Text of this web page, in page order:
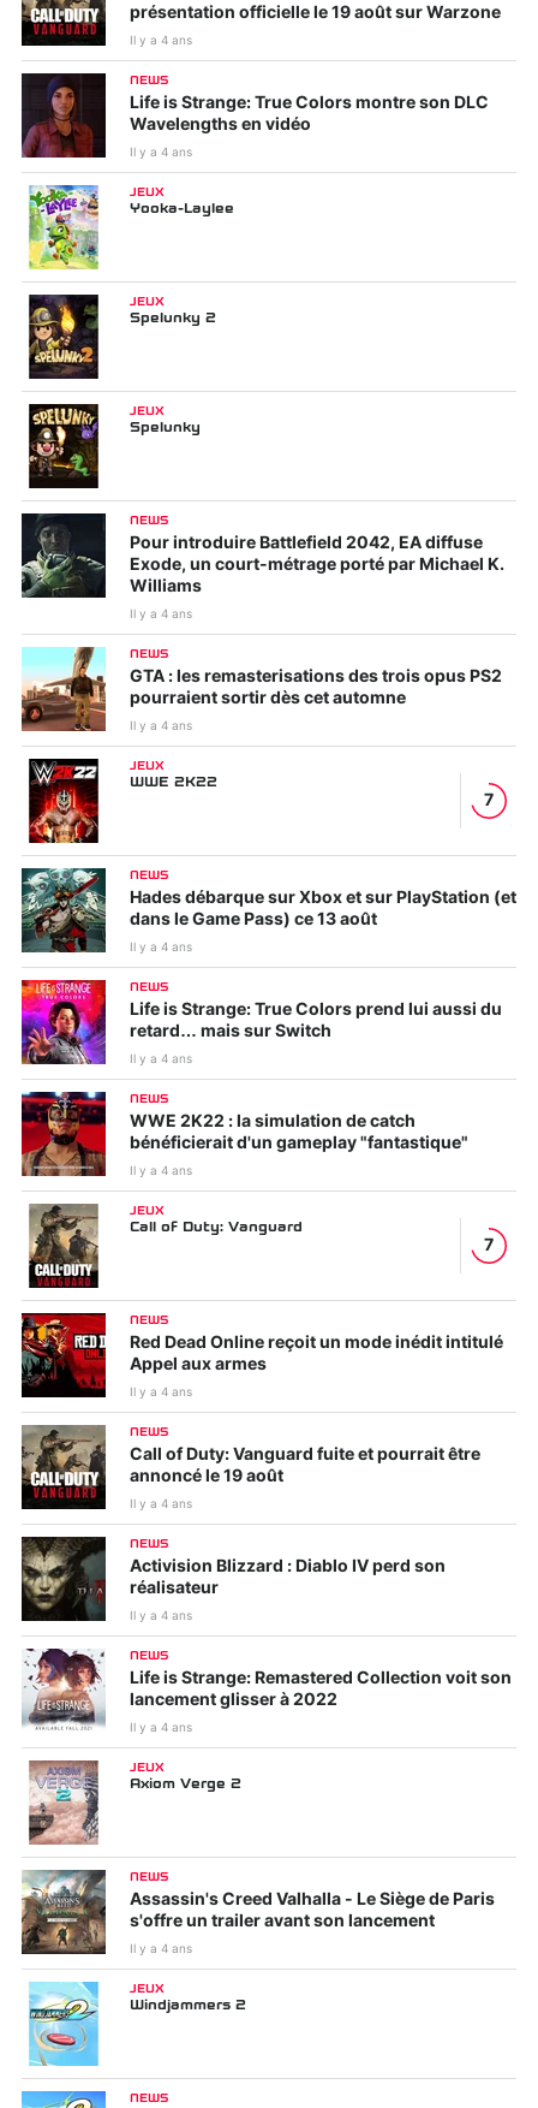
présentation officielle le 19 août sur Warzone
Il y a 4 ans
NEWS
Life is Strange: True Colors montre son DLC
Wavelengths en vidéo
Il y a 4 ans
JEUX
Yooka-Laylee
JEUX
Spelunky 2
JEUX
Spelunky
NEWS
Pour introduire Battlefield 2042, EA diffuse
Exode, un court-métrage porté par Michael K.
Williams
Il y a 4 ans
NEWS
GTA : les remasterisations des trois opus PS2
pourraient sortir dès cet automne
Il y a 4 ans
JEUX
WWE 2K22
7
NEWS
Hades débarque sur Xbox et sur PlayStation (et
dans le Game Pass) ce 13 août
Il y a 4 ans
NEWS
Life is Strange: True Colors prend lui aussi du
retard… mais sur Switch
Il y a 4 ans
NEWS
WWE 2K22 : la simulation de catch
bénéficierait d'un gameplay "fantastique"
Il y a 4 ans
JEUX
Call of Duty: Vanguard
7
NEWS
Red Dead Online reçoit un mode inédit intitulé
Appel aux armes
Il y a 4 ans
NEWS
Call of Duty: Vanguard fuite et pourrait être
annoncé le 19 août
Il y a 4 ans
NEWS
Activision Blizzard : Diablo IV perd son
réalisateur
Il y a 4 ans
NEWS
Life is Strange: Remastered Collection voit son
lancement glisser à 2022
Il y a 4 ans
JEUX
Axiom Verge 2
NEWS
Assassin's Creed Valhalla - Le Siège de Paris
s'offre un trailer avant son lancement
Il y a 4 ans
JEUX
Windjammers 2
NEWS